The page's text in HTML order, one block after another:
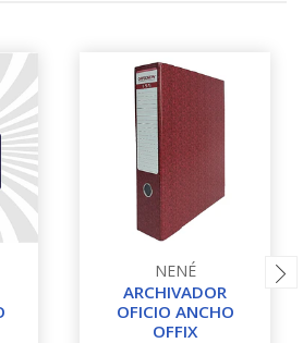
NENÉ
ARCHIVADOR
OFICIO ANCHO
OFFIX